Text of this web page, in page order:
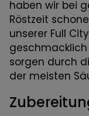
haben wir bei
Röstzeit
unserer Full
sorgen durch
der meisten